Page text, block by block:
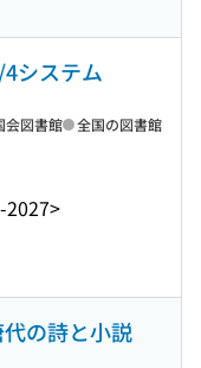
システム
2027>
会図書館 全国の図書館
の詩と小説